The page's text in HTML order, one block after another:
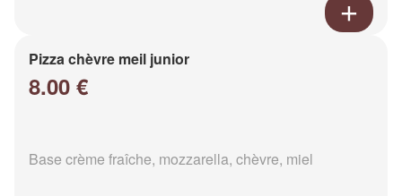
Pizza chèvre meil junior
8.00 €
Base crème fraîche, mozzarella, chèvre, miel